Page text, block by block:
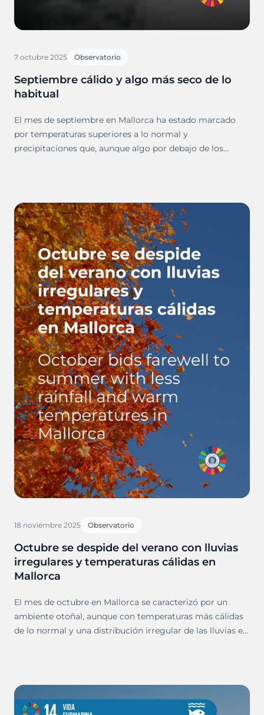
7 octubre 2025 Observatorio
Septiembre cálido y algo más seco de lo
habitual
El mes de septiembre en Mallorca ha estado marcado
por temperaturas superiores a lo normal y
precipitaciones que, aunque algo por debajo de los
18 noviembre 2025 Observatorio
Octubre se despide del verano con lluvias
irregulares y temperaturas cálidas en
Mallorca
El mes de octubre en Mallorca se caracterizó por un
ambiente otoñal, aunque con temperaturas más cálidas
de lo normal y una distribución irregular de las lluvias en
tormentas.